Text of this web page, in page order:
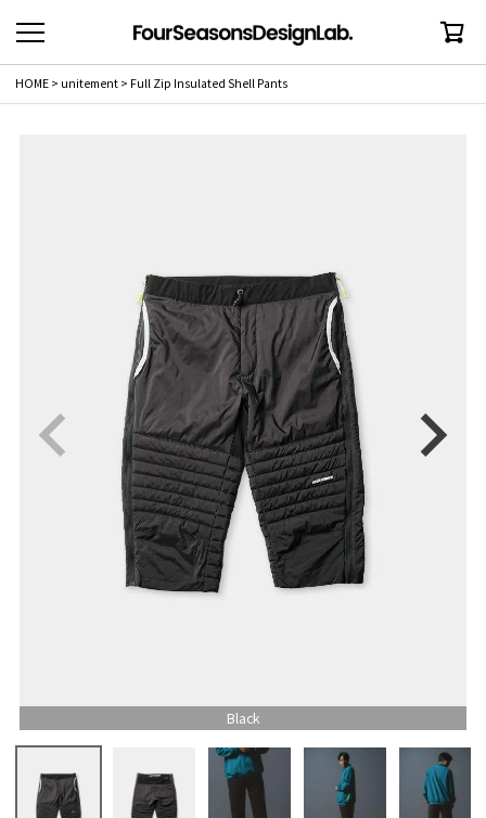
HOME unitement Full Zip Insulated Shell Pants
Black